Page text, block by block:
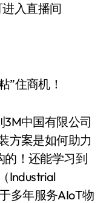
入直播间
中国有限公司
方案是如何助力
的！还能学习到
Industrial
多年服务AIoT物